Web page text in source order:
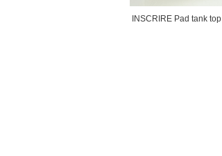
INSCRIRE Pad tank top